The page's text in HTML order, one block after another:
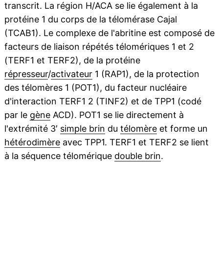
transcrit. La région H/ACA se lie également à la
protéine 1 du corps de la télomérase Cajal
(TCAB1). Le complexe de l'abritine est composé de
facteurs de liaison répétés télomériques 1 et 2
(TERF1 et TERF2), de la protéine
répresseur/activateur1 (RAP1), de la protection
des télomères 1 (POT1), du facteur nucléaire
d'interaction TERF1 2 (TINF2) et de TPP1 (codé
par le gèneACD). POT1 se lie directement à
l'extrémité 3′ simple brin du télomèreet forme un
hétérodimèreavec TPP1. TERF1 et TERF2 se lient
à la séquence télomérique double brin.